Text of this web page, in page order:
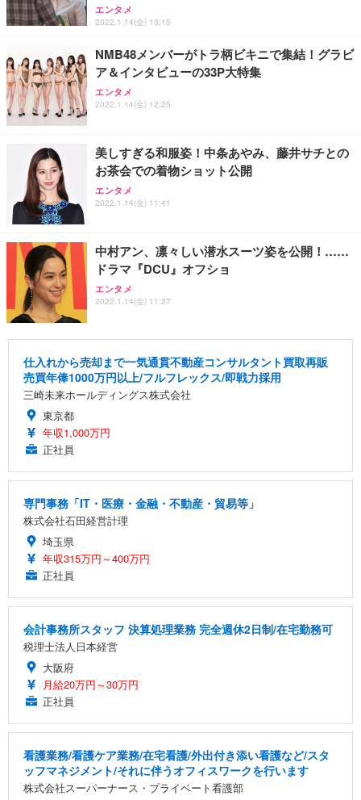
エンタメ
2022.1.14(金) 13:15
NMB48メンバーがトラ柄ビキニで集結！グラビ
ア＆インタビューの33P大特集
エンタメ
2022.1.14(金) 12:25
美しすぎる和服姿！中条あやみ、藤井サチとの
お茶会での着物ショット公開
エンタメ
2022.1.14(金) 11:41
中村アン、凛々しい潜水スーツ姿を公開！……
ドラマ『DCU』オフショ
エンタメ
2022.1.14(金) 11:27
仕入れから売却まで一気通貫不動産コンサルタント買取再販
売買年俸1000万円以上/フルフレックス/即戦力採用
三崎未来ホールディングス株式会社
東京都
年収1,000万円
正社員
専門事務「IT・医療・金融・不動産・貿易等」
株式会社石田経営計理
埼玉県
年収315万円～400万円
正社員
会計事務所スタッフ 決算処理業務 完全週休2日制/在宅勤務可
税理士法人日本経営
大阪府
月給20万円～30万円
正社員
看護業務/看護ケア業務/在宅看護/外出付き添い看護など/スタ
ッフマネジメント/それに伴うオフィスワークを行います
株式会社スーパーナース・プライベート看護部